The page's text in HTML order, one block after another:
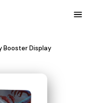
Booster Display